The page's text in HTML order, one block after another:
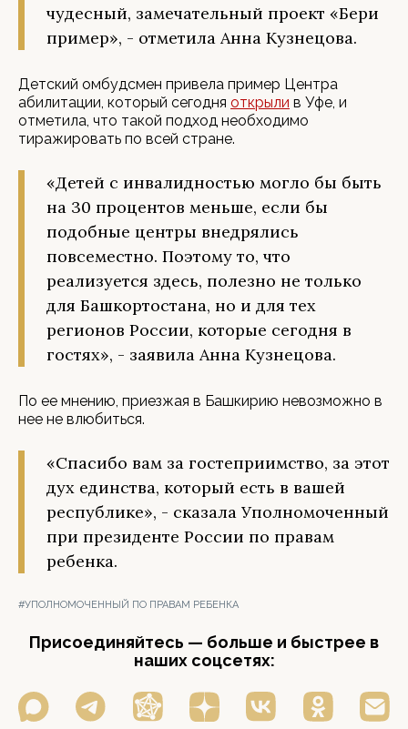
чудесный, замечательный проект «Бери
пример», - отметила Анна Кузнецова.
Детский омбудсмен привела пример Центра
абилитации, который сегодня открыли в Уфе, и
отметила, что такой подход необходимо
тиражировать по всей стране.
«Детей с инвалидностью могло бы быть
на 30 процентов меньше, если бы
подобные центры внедрялись
повсеместно. Поэтому то, что
реализуется здесь, полезно не только
для Башкортостана, но и для тех
регионов России, которые сегодня в
гостях», - заявила Анна Кузнецова.
По ее мнению, приезжая в Башкирию невозможно в
нее не влюбиться.
«Спасибо вам за гостеприимство, за этот
дух единства, который есть в вашей
республике», - сказала Уполномоченный
при президенте России по правам
ребенка.
#УПОЛНОМОЧЕННЫЙ ПО ПРАВАМ РЕБЕНКА
Присоединяйтесь — больше и быстрее в
наших соцсетях: